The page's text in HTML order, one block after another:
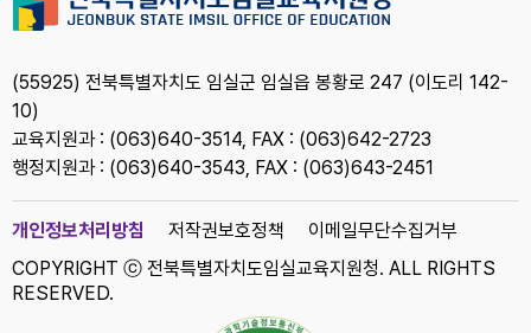
(55925) 전북특별자치도 임실군 임실읍 봉황로 247 (이도리 142-
10)
교육지원과 : (063)640-3514, FAX : (063)642-2723
행정지원과 : (063)640-3543, FAX : (063)643-2451
개인정보처리방침 저작권보호정책
이메일무단수집거부
COPYRIGHT ⓒ 전북특별자치도임실교육지원청. ALL RIGHTS
RESERVED.